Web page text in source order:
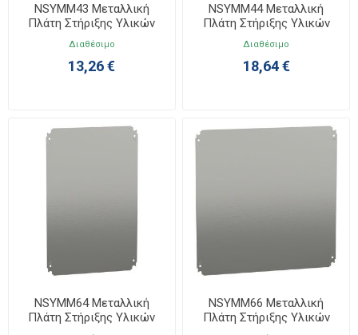
NSYMM43 Μεταλλική
Πλάτη Στήριξης Υλικών
400x300
Διαθέσιμο
13,26 €
NSYMM44 Μεταλλική
Πλάτη Στήριξης Υλικών
400x400
Διαθέσιμο
18,64 €
NSYMM64 Μεταλλική
Πλάτη Στήριξης Υλικών
600x400
NSYMM66 Μεταλλική
Πλάτη Στήριξης Υλικών
600x600